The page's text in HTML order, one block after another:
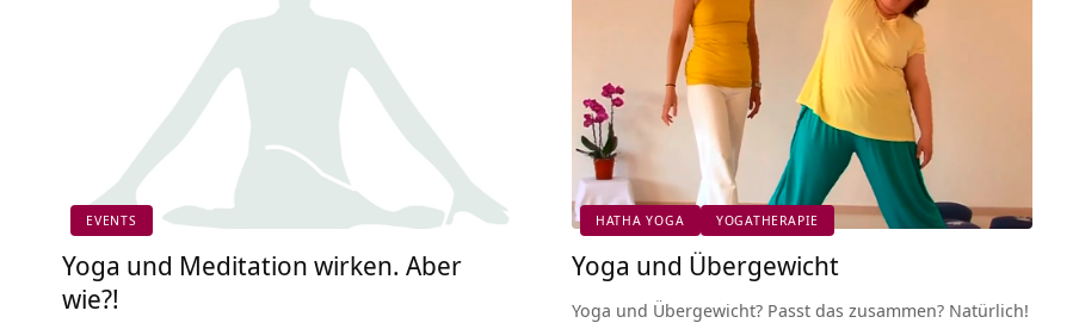
EVENTS
Yoga und Meditation wirken. Aber
wie?!
HATHA YOGA YOGATHERAPIE
Yoga und Übergewicht
Yoga und Übergewicht? Passt das zusammen? Natürlich!